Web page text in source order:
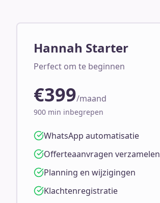
Hannah Starter
Perfect om te beginnen
€399/maand
900 min inbegrepen
WhatsApp automatisatie
Offerteaanvragen verzamelen
Planning en wijzigingen
Klachtenregistratie